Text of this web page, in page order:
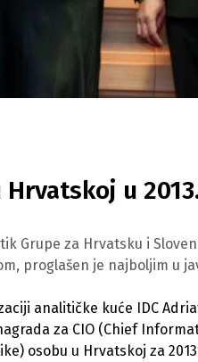
u
za Hrvatsku i
proglašen je najboljim u
analitičke kuće IDC
za CIO (Chief
osobu u Hrvatskoj za